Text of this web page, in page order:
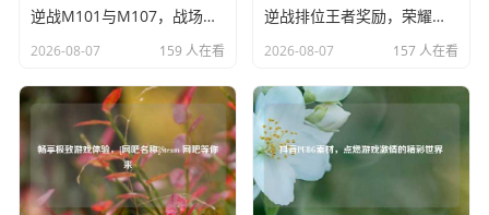
逆战M101与M107，战场伙伴及所有皮肤介绍
2026-08-07 159 人在看
逆战排位王者奖励，荣耀象征及领取方法
2026-08-07 157 人在看